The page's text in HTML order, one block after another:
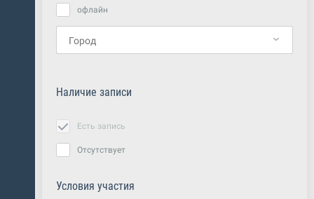
офлайн
Наличие записи
Есть запись
Отсутствует
Условия участия